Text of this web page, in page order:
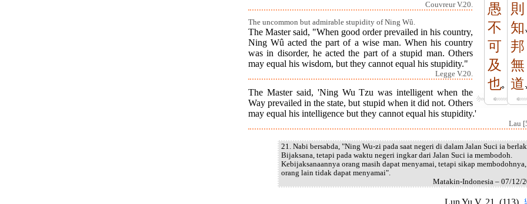
愚
不
可
及
也
則
知
邦
無
道
Couvreur V.20.
The uncommon but admirable stupidity of Ning Wû.
The Master said, "When good order prevailed in his country,
Ning Wû acted the part of a wise man. When his country
was in disorder, he acted the part of a stupid man. Others
may equal his wisdom, but they cannot equal his stupidity."
Legge V.20.
The Master said, 'Ning Wu Tzu was intelligent when the
Way prevailed in the state, but stupid when it did not. Others
may equal his intelligence but they cannot equal his stupidity.'
Lau
21. Nabi bersabda, "Ning Wu-zi pada saat negeri di dalam Jalan Suci ia
Bijaksana, tetapi pada waktu negeri ingkar dari Jalan Suci ia membodoh.
Kebijaksanaannya orang masih dapat menyamai, tetapi sikap membodohnya,
orang lain tidak dapat menyamai".
Matakin-Indonesia – 07/12/
Lun Yu V. 21. (113)